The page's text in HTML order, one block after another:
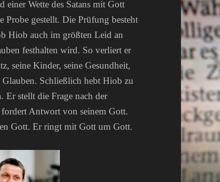
einer Wette des Satans mit Gott
Probe gestellt. Die Prüfung besteht
Hiob auch im größten Leid an
festhalten wird. So verliert er
seine Kinder, seine Gesundheit,
Glauben. Schließlich hebt Hiob zu
Er stellt die Frage nach der
Antwort von seinem Gott.
Gott. Er ringt mit Gott um Gott.